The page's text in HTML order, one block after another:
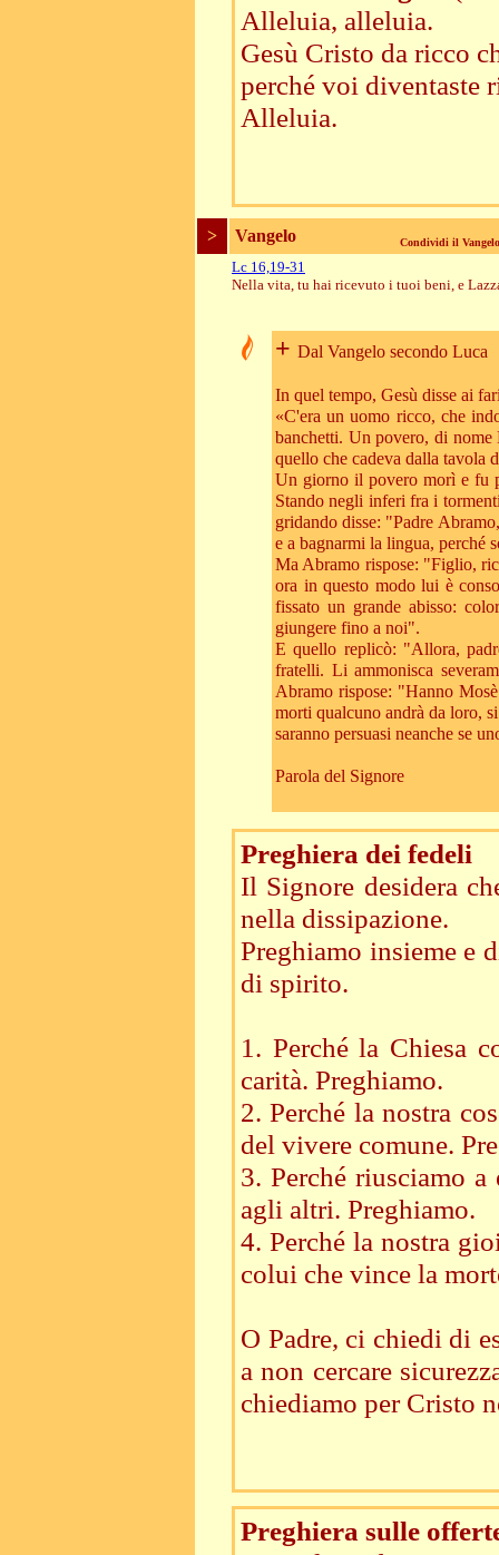
Alleluia, alleluia.
Gesù Cristo da ricco
perché voi diventaste
Alleluia.
> Vangelo Condividi il
Lc 16,19-31
Nella vita, tu hai ricevuto i tuoi beni, e
+ Dal Vangelo secondo Luca
In quel tempo, Gesù disse ai
«C'era un uomo ricco, che
banchetti. Un povero, di nome
quello che cadeva dalla tavola
Un giorno il povero morì e fu
Stando negli inferi fra i
gridando disse: "Padre
e a bagnarmi la lingua, perché
Ma Abramo rispose: "Figlio,
ora in questo modo lui è
fissato un grande abisso:
giungere fino a noi".
E quello replicò: "Allora,
fratelli. Li ammonisca
Abramo rispose: "Hanno
morti qualcuno andrà da loro,
saranno persuasi neanche se
Parola del Signore
Preghiera dei fedeli
Il Signore desidera
nella dissipazione.
Preghiamo insieme e
di spirito.
1. Perché la Chiesa
carità. Preghiamo.
2. Perché la nostra
del vivere comune.
3. Perché riusciamo
agli altri. Preghiamo.
4. Perché la nostra
colui che vince la
O Padre, ci chiedi di
a non cercare
chiediamo per Cristo
Preghiera sulle